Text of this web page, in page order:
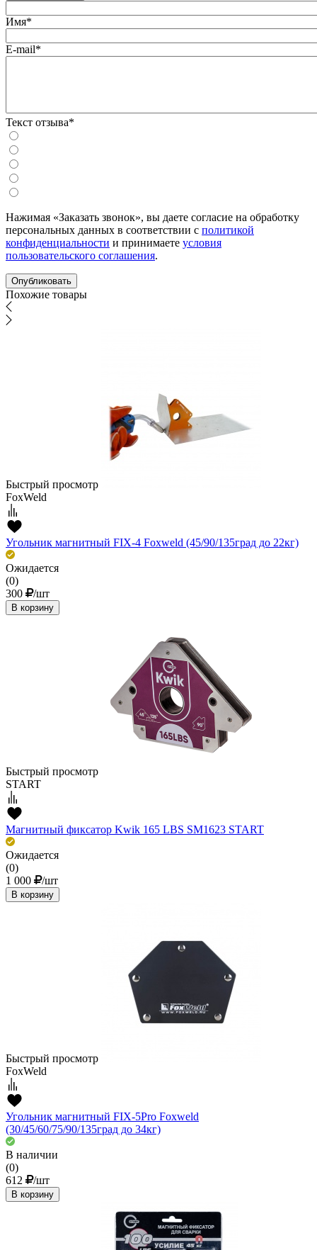
Имя*
E-mail*
Текст отзыва*
Нажимая «Заказать звонок», вы даете согласие на обработку
персональных данных в соответствии с политикой
конфиденциальности и принимаете условия
пользовательского соглашения.
Похожие товары
Быстрый просмотр
FoxWeld
Угольник магнитный FIX-4 Foxweld (45/90/135град до 22кг)
Ожидается
(0)
300
/шт
В корзину
Быстрый просмотр
START
Магнитный фиксатор Kwik 165 LBS SM1623 START
Ожидается
(0)
1 000
/шт
В корзину
Быстрый просмотр
FoxWeld
Угольник магнитный FIX-5Pro Foxweld
(30/45/60/75/90/135град до 34кг)
В наличии
(0)
612
/шт
В корзину